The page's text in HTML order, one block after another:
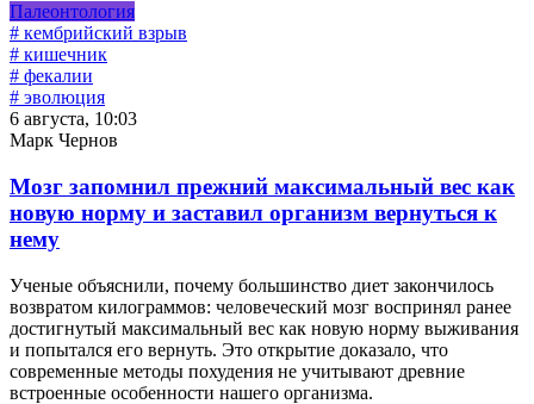
Палеонтология
# кембрийский взрыв
# кишечник
# фекалии
# эволюция
6 августа, 10:03
Марк Чернов
Мозг запомнил прежний максимальный вес как
новую норму и заставил организм вернуться к
нему
Ученые объяснили, почему большинство диет закончилось
возвратом килограммов: человеческий мозг воспринял ранее
достигнутый максимальный вес как новую норму выживания
и попытался его вернуть. Это открытие доказало, что
современные методы похудения не учитывают древние
встроенные особенности нашего организма.